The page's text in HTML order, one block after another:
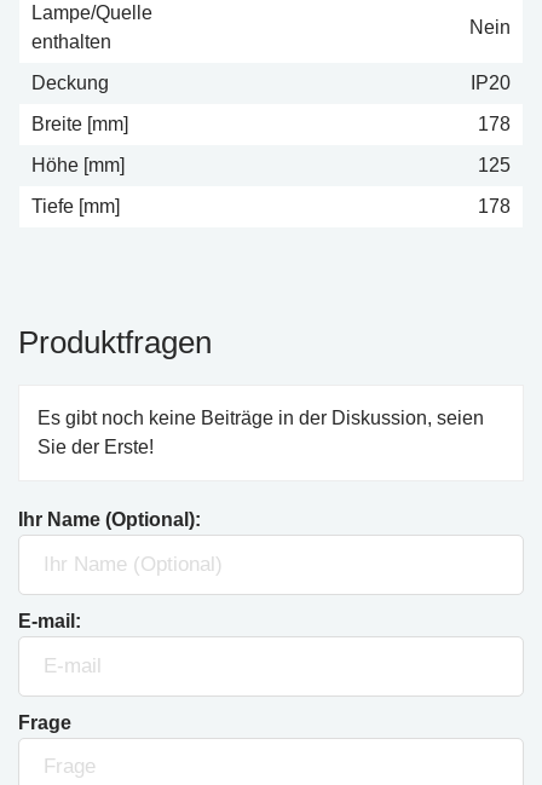
Lampe/Quelle
enthalten
Nein
Deckung
IP20
Breite [mm]
178
Höhe [mm]
125
Tiefe [mm]
178
Produktfragen
Es gibt noch keine Beiträge in der Diskussion, seien
Sie der Erste!
Ihr Name (Optional):
E-mail:
Frage